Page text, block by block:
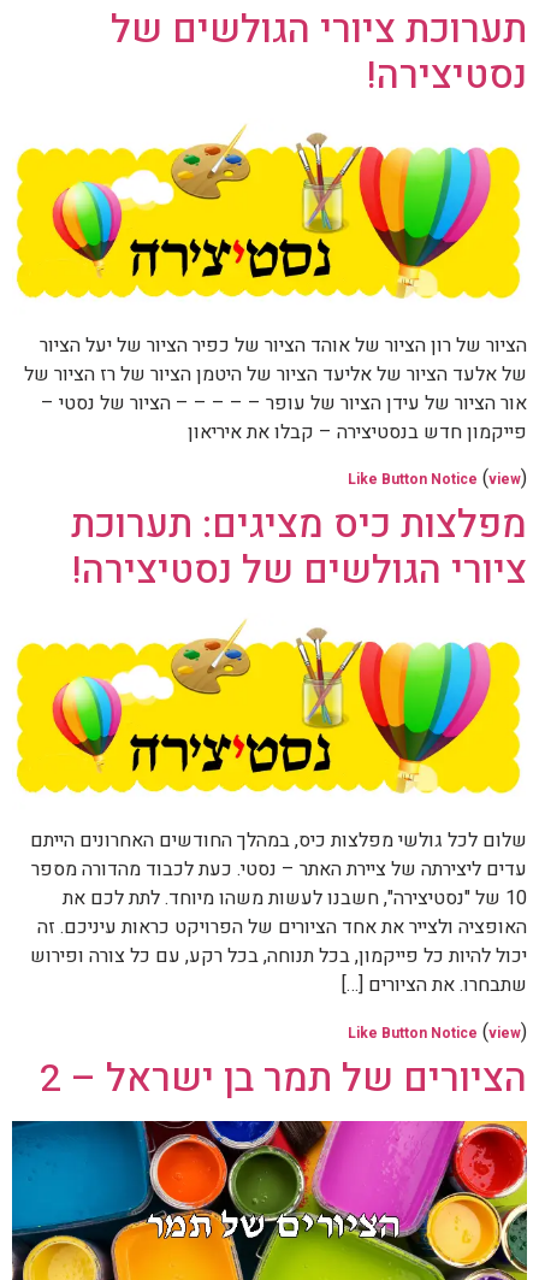
תערוכת ציורי הגולשים של
נסטיצירה!
הציור של רון הציור של אוהד הציור של כפיר הציור של יעל הציור
של אלעד הציור של אליעד הציור של היטמן הציור של רז הציור של
אור הציור של עידן הציור של עופר – – – – – הציור של נסטי –
פייקמון חדש בנסטיצירה – קבלו את איריאון
Like Button Notice (view)
מפלצות כיס מציגים: תערוכת
ציורי הגולשים של נסטיצירה!
שלום לכל גולשי מפלצות כיס, במהלך החודשים האחרונים הייתם
עדים ליצירתה של ציירת האתר – נסטי. כעת לכבוד מהדורה מספר
10 של "נסטיצירה", חשבנו לעשות משהו מיוחד. לתת לכם את
האופציה ולצייר את אחד הציורים של הפרויקט כראות עיניכם. זה
יכול להיות כל פייקמון, בכל תנוחה, בכל רקע, עם כל צורה ופירוש
שתבחרו. את הציורים […]
Like Button Notice (view)
הציורים של תמר בן ישראל – 2